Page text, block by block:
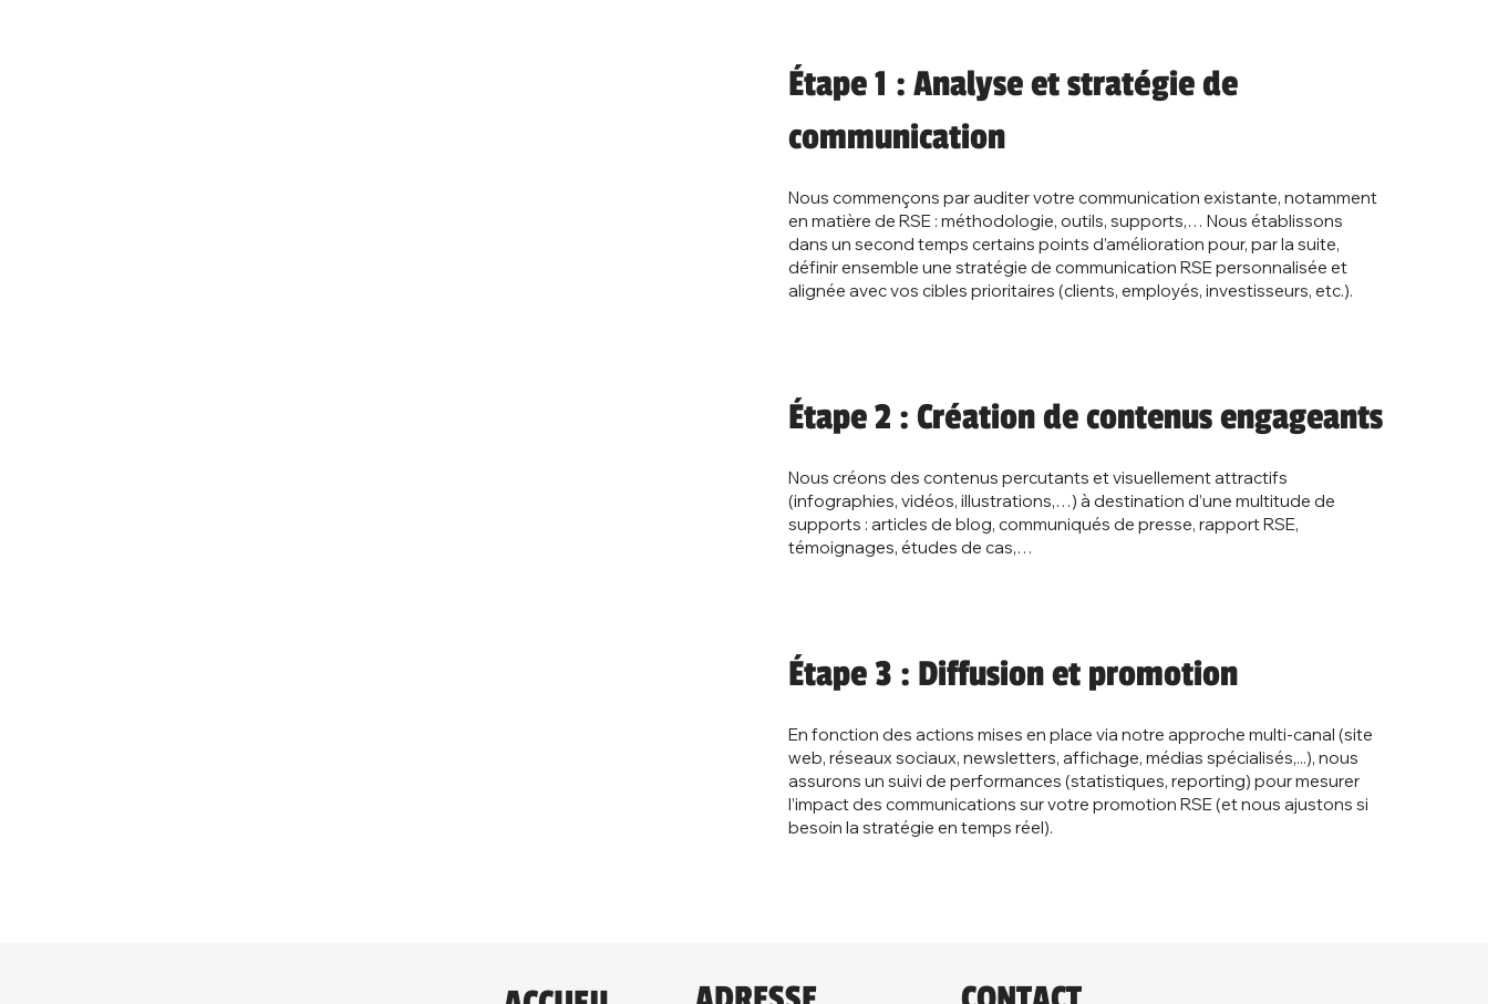
Étape 1 : Analyse et stratégie de
communication
Nous commençons par auditer votre communication existante, notamment
en matière de RSE : méthodologie, outils, supports,… Nous établissons
dans un second temps certains points d’amélioration pour, par la suite,
définir ensemble une stratégie de communication RSE personnalisée et
alignée avec vos cibles prioritaires (clients, employés, investisseurs, etc.).
Étape 2 : Création de contenus engageants
Nous créons des contenus percutants et visuellement attractifs
(infographies, vidéos, illustrations,…) à destination d’une multitude de
supports : articles de blog, communiqués de presse, rapport RSE,
témoignages, études de cas,…
Étape 3 : Diffusion et promotion
En fonction des actions mises en place via notre approche multi-canal (site
web, réseaux sociaux, newsletters, affichage, médias spécialisés,...), nous
assurons un suivi de performances (statistiques, reporting) pour mesurer
l’impact des communications sur votre promotion RSE (et nous ajustons si
besoin la stratégie en temps réel).